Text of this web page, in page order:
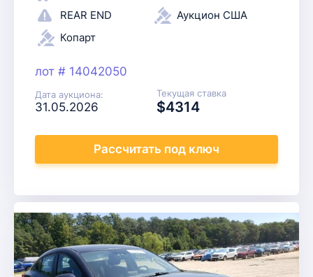
REAR END
Аукцион США
Копарт
лот # 14042050
Дата аукциона:
31.05.2026
Текущая ставка
$4314
Рассчитать под ключ